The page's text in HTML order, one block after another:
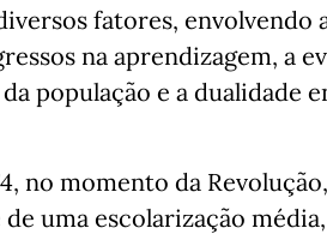
fatores, envolvendo
na aprendizagem, a
população e a dualidade
no momento da
uma escolarização média,